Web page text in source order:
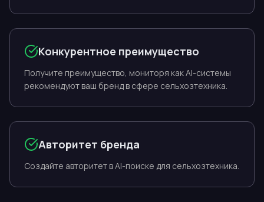
Конкурентное преимущество
Получите преимущество, мониторя как AI-системы
рекомендуют ваш бренд в сфере сельхозтехника.
Авторитет бренда
Создайте авторитет в AI-поиске для сельхозтехника.